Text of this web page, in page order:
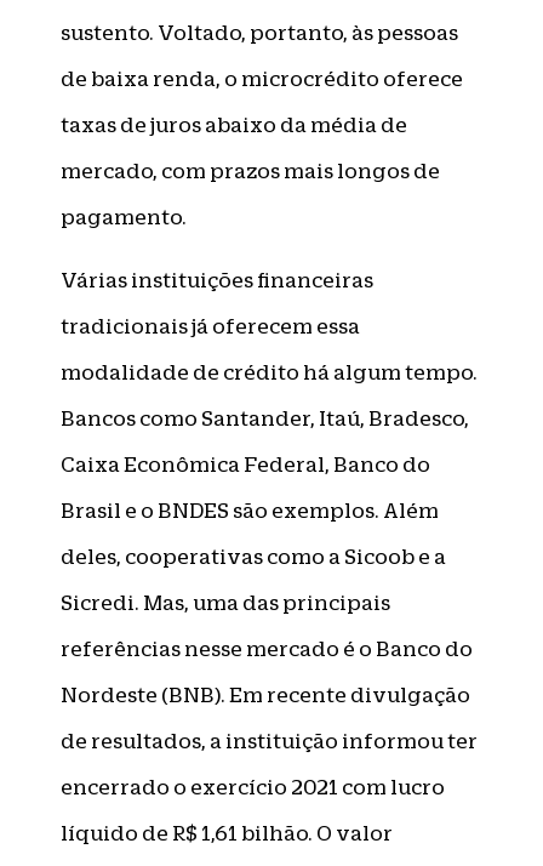
sustento. Voltado, portanto, às pessoas
de baixa renda, o microcrédito oferece
taxas de juros abaixo da média de
mercado, com prazos mais longos de
pagamento.
Várias instituições financeiras
tradicionais já oferecem essa
modalidade de crédito há algum tempo.
Bancos como Santander, Itaú, Bradesco,
Caixa Econômica Federal, Banco do
Brasil e o BNDES são exemplos. Além
deles, cooperativas como a Sicoob e a
Sicredi. Mas, uma das principais
referências nesse mercado é o Banco do
Nordeste (BNB). Em recente divulgação
de resultados, a instituição informou ter
encerrado o exercício 2021 com lucro
líquido de R$ 1,61 bilhão. O valor